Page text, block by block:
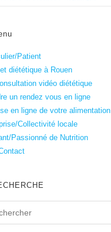
Patient
diététique à Rouen
vidéo diététique
un rendez vous en ligne
en ligne de votre alimentation
Collectivité locale
Passionné de Nutrition